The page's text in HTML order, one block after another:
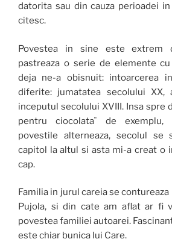
datorita sau din cauza perioadei
citesc.
Povestea in sine este extrem
pastreaza o serie de elemente
deja ne-a obisnuit: intoarcerea
diferite: jumatatea secolului XX,
inceputul secolului XVIII. Insa spre
pentru ciocolata¨ de
povestile alterneaza, secolul se
capitol la altul si asta mi-a creat o
cap.
Familia in jurul careia se
Pujola, si din cate am aflat ar fi
povestea familiei autoarei.
este chiar bunica lui Care.